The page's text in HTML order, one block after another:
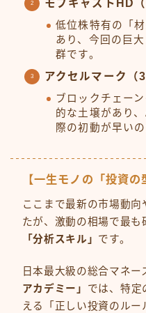
モブキャストHD（
低位株特有の「
あり、今回の巨
群です。
アクセルマーク（
ブロックチェー
的な土壌があり
際の初動が早いの
【一生モノの「投資の
ここまで最新の市場動
たが、激動の相場で最
「分析スキル」 です。
日本最大級の総合マネー
アカデミー」 では、特定
える「正しい投資のル